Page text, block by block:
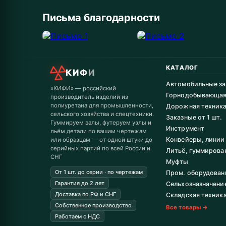
Письма благодарности
КИФИ
«КИФИ» — российский
производитель изделий из
полиуретана для промышленности,
сельского хозяйства и спецтехники.
Гуммируем валы, футеруем узлы и
льём детали по вашим чертежам
или образцам — от одной штуки до
серийных партий по всей России и
СНГ
От 1 шт. до серии · по чертежам
Гарантия до 2 лет
Доставка по РФ и СНГ
Собственное производство
Работаем с НДС
КАТАЛОГ
Автомобильные
Горнодобывающая
Дорожная техника
Заказные от 1 шт.
Инструмент
Конвейеры, линии
Литьё,
Муфты
Пром.
Складская
Все товары →